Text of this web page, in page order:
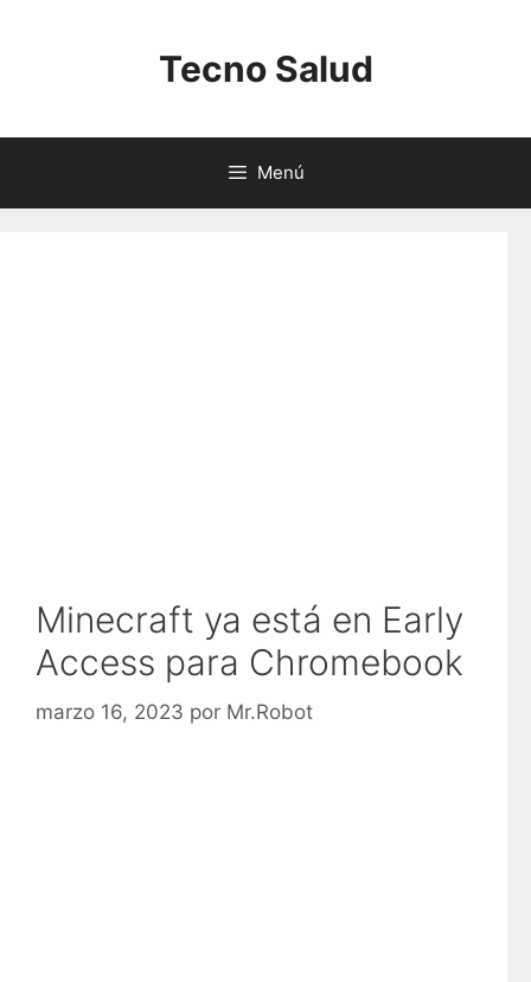
Tecno Salud
Menú
Minecraft ya está en Early
Access para Chromebook
marzo 16, 2023 por Mr.Robot